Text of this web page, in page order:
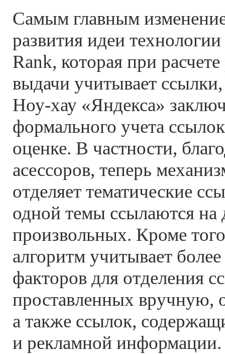
Самым главным изменение
развития идеи
Rank, которая при
выдачи учитывает
Ноу-хау «Яндекса»
формального учета
оценке. В частности,
асессоров, теперь
отделяет тематические
одной темы ссылаются на
произвольных. Кроме
алгоритм учитывает
факторов для отделения
проставленных вручную,
а также ссылок,
и рекламной информации.